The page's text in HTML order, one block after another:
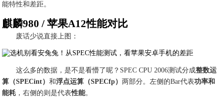
能特性和差距。
麒麟980 / 苹果A12性能对比
废话少说直接上图：
这么多的数据，是不是看懵了呢？SPEC CPU 2006测试分成整数运
算（SPECint）和浮点运算（SPECfp） 两部分。左侧的Bar代表功率和
能耗 ，右侧的则是代表性能。